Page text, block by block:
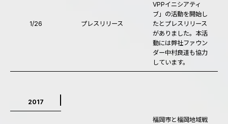
1/26 プレスリリース
VPPイニシアティ
ブ」の活動を開始し
たとプレスリリース
がありました。本活
動には弊社ファウン
ダー中村良道も協力
しています。
2017
福岡市と福岡地域戦